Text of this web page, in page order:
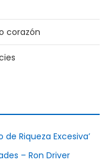
corazón
de Riqueza Excesiva’
– Ron Driver